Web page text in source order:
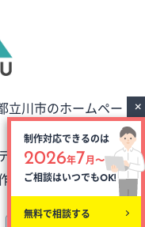
立川市のホームペー
ザイン・外注制作委
のご依頼をお受けし
制作対応できるのは
2026年7月〜
ご相談はいつでもOK!
無料で相談する